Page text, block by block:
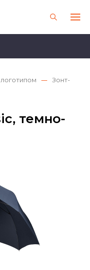
Зонт-
темно-